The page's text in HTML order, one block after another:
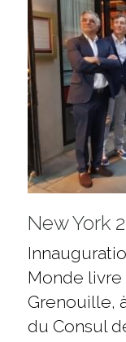
New York
Monde livre
Grenouille,
du Consul